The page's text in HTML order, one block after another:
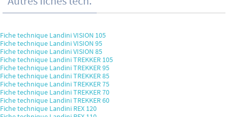
Fiche technique Landini VISION 105
Fiche technique Landini VISION 95
Fiche technique Landini VISION 85
Fiche technique Landini TREKKER 105
Fiche technique Landini TREKKER 95
Fiche technique Landini TREKKER 85
Fiche technique Landini TREKKER 75
Fiche technique Landini TREKKER 70
Fiche technique Landini TREKKER 60
Fiche technique Landini REX 120